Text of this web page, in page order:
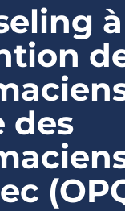
à
des